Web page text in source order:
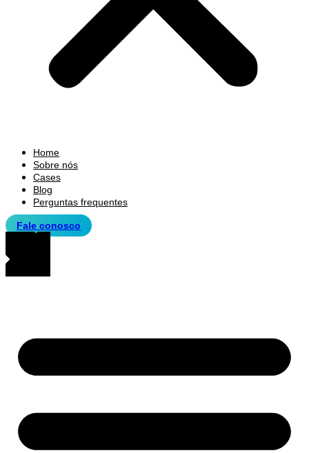
Home
Sobre nós
Cases
Blog
Perguntas frequentes
Fale conosco